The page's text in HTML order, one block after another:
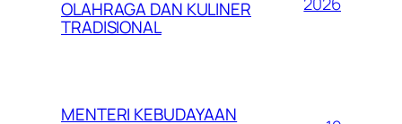
OLAHRAGA DAN KULINER
TRADISIONAL
MENTERI KEBUDAYAAN